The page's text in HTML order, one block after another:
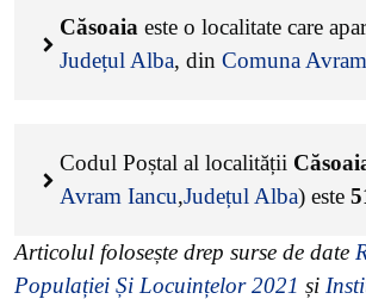
Căsoaia este o localitate care
Județul Alba, din Comuna
Codul Poștal al localității
Avram Iancu,Județul Alba) este
Articolul folosește drep surse de date
Populației Și Locuințelor 2021 și